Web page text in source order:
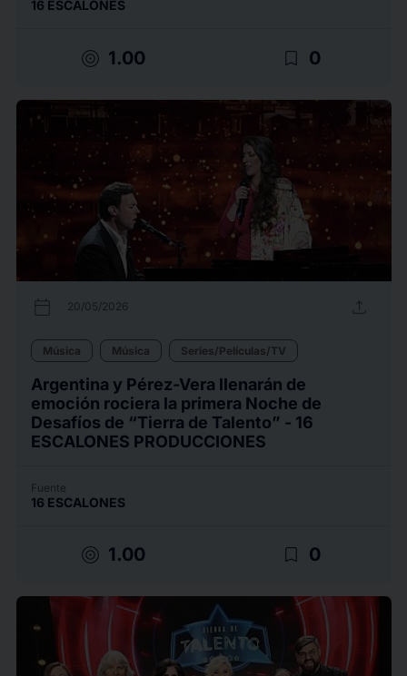
16 ESCALONES
target 1.00 bookmark_border 0
calendar_today 20/05/2026 upload
Música Música Series/Películas/TV
Argentina y Pérez-Vera llenarán de
emoción rociera la primera Noche de
Desafíos de “Tierra de Talento” - 16
ESCALONES PRODUCCIONES
Fuente
16 ESCALONES
target 1.00 bookmark_border 0